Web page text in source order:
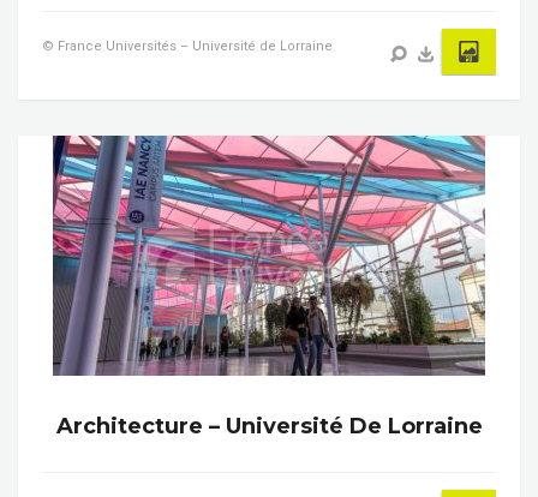
© France Universités – Université de Lorraine
Architecture – Université De Lorraine